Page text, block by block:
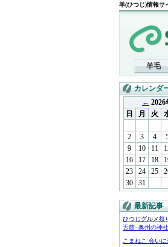
羊(ひつじ)情報サ
羊毛
カレンダ
← 2026
日
月 火
2
3 4
9
10 11
16
17 18
23
24 25
30
31
最新記事
ひつじグルメ祭
舌鼓--奥州の神
こまねこ 会い